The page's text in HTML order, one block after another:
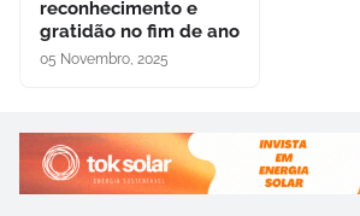
reconhecimento e
gratidão no fim de ano
05 Novembro, 2025